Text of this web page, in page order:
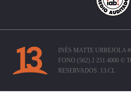
INÉS MATTE URREJOLA
FONO (562) 2 251 4000 ©
RESERVADOS. 13.CL